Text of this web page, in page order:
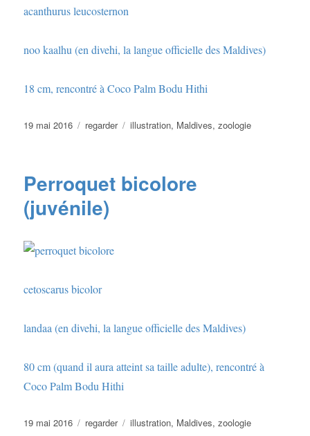
acanthurus leucosternon
noo kaalhu (en divehi, la langue officielle des Maldives)
18 cm, rencontré à Coco Palm Bodu Hithi
Publié
19 mai 2016 Catégories
regarder Étiquettes
illustration, Maldives,zoologie
Perroquet bicolore
(juvénile)
cetoscarus bicolor
landaa (en divehi, la langue officielle des Maldives)
80 cm (quand il aura atteint sa taille adulte), rencontré à
Coco Palm Bodu Hithi
Publié
19 mai 2016 Catégories
regarder Étiquettes
illustration, Maldives,zoologie